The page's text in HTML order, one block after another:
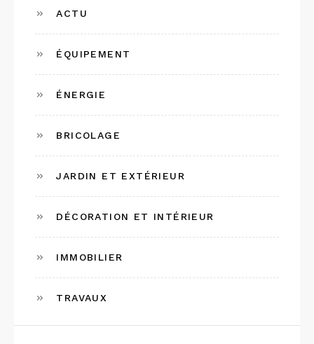
ACTU
ÉQUIPEMENT
ÉNERGIE
BRICOLAGE
JARDIN ET EXTÉRIEUR
DÉCORATION ET INTÉRIEUR
IMMOBILIER
TRAVAUX